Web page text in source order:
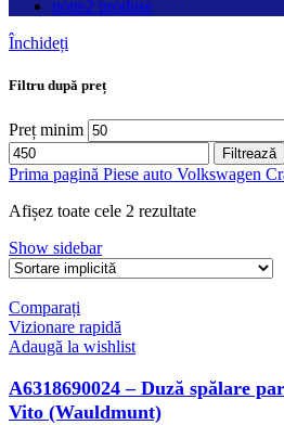
none2 produse
Închideți
Filtru după preț
Preț minim
Filtrează
Prima pagină Piese auto Volkswagen
Afișez toate cele 2 rezultate
Show sidebar
Comparați
Vizionare rapidă
Adaugă la wishlist
A6318690024 – Duză spălare
Vito (Wauldmunt)